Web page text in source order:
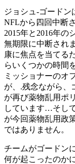
ジョシュ-ゴードン
NFLから四回中断
2015年と2016年の
無期限に中断され
康に焦点を当てる
らいくつかの時間
ミッショナーのオ
が、.残念ながら、
が再び薬物乱用ポ
しています…そし
が今回薬物乱用政
ではありません。
チームがゴードン
何が起こったのか